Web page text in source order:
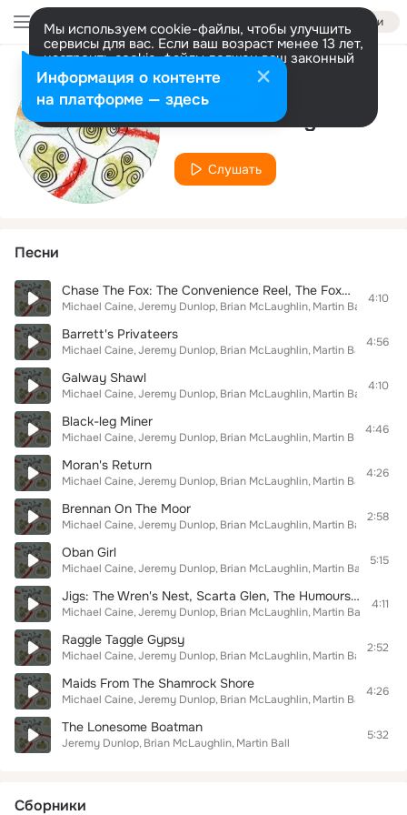
Войти
Мы используем cookie-файлы, чтобы улучшить
сервисы для вас. Если ваш возраст менее 13 лет,
настроить cookie-файлы должен ваш законный
представитель. Больше информации
Разрешить все Настроить
Исполнитель
Brian McLaughlin
Слушать
Песни
Chase The Fox: The Convenience Reel, The Foxhunter's Reel
Michael Caine Jeremy Dunlop Brian McLaughlin Martin Ball
4:10
Barrett's Privateers
Michael Caine Jeremy Dunlop Brian McLaughlin Martin Ball
4:56
Galway Shawl
Michael Caine Jeremy Dunlop Brian McLaughlin Martin Ball
4:10
Black-leg Miner
Michael Caine Jeremy Dunlop Brian McLaughlin Martin Ball
4:46
Moran's Return
Michael Caine Jeremy Dunlop Brian McLaughlin Martin Ball
4:26
Brennan On The Moor
Michael Caine Jeremy Dunlop Brian McLaughlin Martin Ball
2:58
Oban Girl
Michael Caine Jeremy Dunlop Brian McLaughlin Martin Ball
5:15
Jigs: The Wren's Nest, Scarta Glen, The Humours Of Donnybrook
Michael Caine Jeremy Dunlop Brian McLaughlin Martin Ball
4:11
Raggle Taggle Gypsy
Michael Caine Jeremy Dunlop Brian McLaughlin Martin Ball
2:52
Maids From The Shamrock Shore
Michael Caine Jeremy Dunlop Brian McLaughlin Martin Ball
4:26
The Lonesome Boatman
Jeremy Dunlop Brian McLaughlin Martin Ball
5:32
Сборники
Информация о контенте
на платформе — здесь